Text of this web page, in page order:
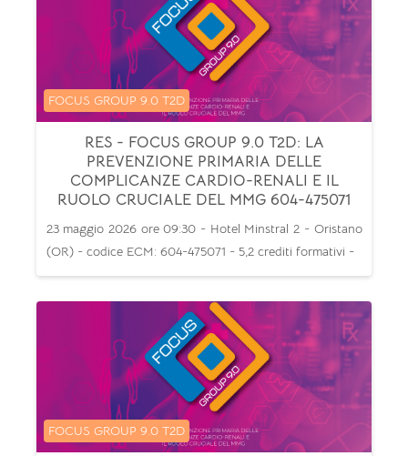
RES - FOCUS GROUP 9.0 T2D: LA
PREVENZIONE PRIMARIA DELLE
COMPLICANZE CARDIO-RENALI E IL
RUOLO CRUCIALE DEL MMG 604-475071
Categoria di corsi
FOCUS GROUP 9.0 T2D
23 maggio 2026 ore 09:30 - Hotel Minstral 2 - Oristano
(OR) - codice ECM: 604-475071 - 5,2 crediti formativi -
Categoria di corsi
FOCUS GROUP 9.0 T2D